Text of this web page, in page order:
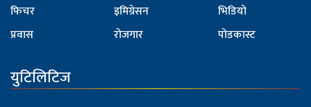
फिचर
प्रवास
इमिग्रेसन
रोजगार
भिडियो
पोडकास्ट
युटिलिटिज